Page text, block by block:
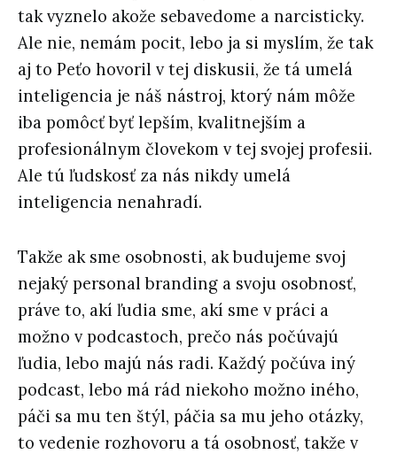
tak vyznelo akože sebavedome a narcisticky.
Ale nie, nemám pocit, lebo ja si myslím, že tak
aj to Peťo hovoril v tej diskusii, že tá umelá
inteligencia je náš nástroj, ktorý nám môže
iba pomôcť byť lepším, kvalitnejším a
profesionálnym človekom v tej svojej profesii.
Ale tú ľudskosť za nás nikdy umelá
inteligencia nenahradí.
Takže ak sme osobnosti, ak budujeme svoj
nejaký personal branding a svoju osobnosť,
práve to, akí ľudia sme, akí sme v práci a
možno v podcastoch, prečo nás počúvajú
ľudia, lebo majú nás radi. Každý počúva iný
podcast, lebo má rád niekoho možno iného,
páči sa mu ten štýl, páčia sa mu jeho otázky,
to vedenie rozhovoru a tá osobnosť, takže v